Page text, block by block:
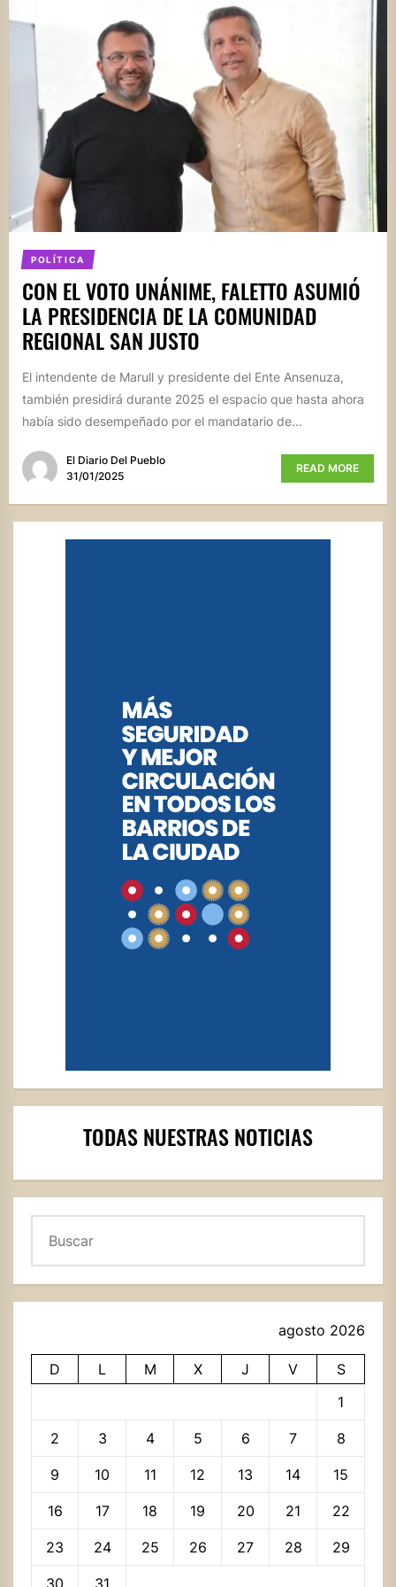
POLÍTICA
CON EL VOTO UNÁNIME, FALETTO ASUMIÓ
LA PRESIDENCIA DE LA COMUNIDAD
REGIONAL SAN JUSTO
El intendente de Marull y presidente del Ente Ansenuza,
también presidirá durante 2025 el espacio que hasta ahora
había sido desempeñado por el mandatario de...
El Diario Del Pueblo
31/01/2025
READ MORE
TODAS NUESTRAS NOTICIAS
agosto 2026
D L M X J V
S
1
2 3 4 5 6 7 8
9 10 11 12 13 14 15
16 17 18 19 20 21 22
23 24 25 26 27 28 29